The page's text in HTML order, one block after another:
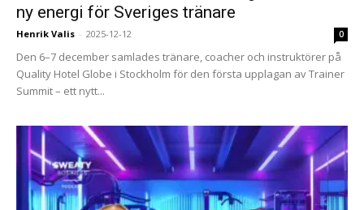
ny energi för Sveriges tränare
Henrik Valis - 2025-12-12 0
Den 6–7 december samlades tränare, coacher och instruktörer på
Quality Hotel Globe i Stockholm för den första upplagan av Trainer
Summit – ett nytt...